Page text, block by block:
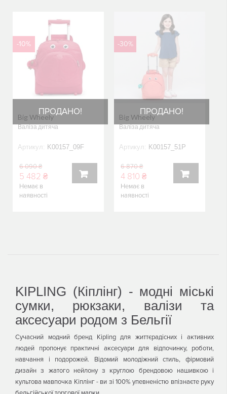
ПРОДАНО!
-10%
Big Wheely
Валіза дитяча
Артикул: K00157_09F
6 090 ₴
5 482 ₴
Немає в
наявності
ПРОДАНО!
-30%
Big Wheely
Валіза дитяча
Артикул: K00157_51P
6 870 ₴
4 810 ₴
Немає в
наявності
KIPLING (Кіплінг) - модні міські
сумки, рюкзаки, валізи та
аксесуари родом з Бельгії
Сучасний модний бренд Kipling для життєрадісних і активних
людей пропонує практичні аксесуари для відпочинку, роботи,
навчання і подорожей. Відомий молодіжний стиль, фірмовий
дизайн з жатого нейлону з круглою брендовою нашивкою і
культова мавпочка Кіплінг - ви зі 100% упевненістю впізнаєте руку